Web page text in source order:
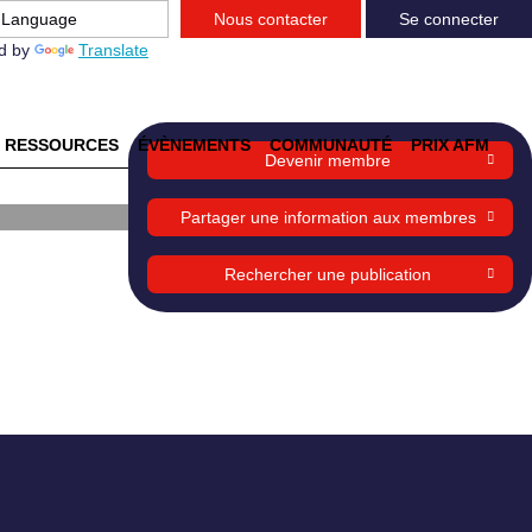
by Translate
Nous contacter Se connecter
RESSOURCES ÉVÈNEMENTS COMMUNAUTÉ PRIX AFM
Devenir membre
Partager une information aux membres
Rechercher une publication